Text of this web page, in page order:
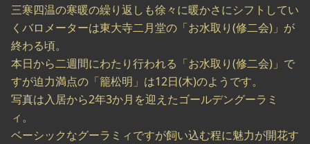
三寒四温の寒暖の繰り返しも徐々に暖かさにシフトしてい
くバロメーターは東大寺二月堂の「お水取り(修二会)」が
終わる頃。
本日から二週間にわたり行われる「お水取り(修二会)」で
すが迫力満点の「籠松明」は12日(木)のようです。
写真は入居から2年3か月を迎えたゴールデングーラミ
ィ。
ベーシックなグーラミィですが飼い込む程に魅力が開花す